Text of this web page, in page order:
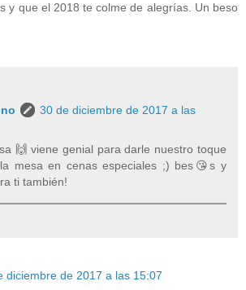
y que el 2018 te colme de alegrías. Un beso
30 de diciembre de 2017 a las
🙌 viene genial para darle nuestro toque
mesa en cenas especiales ;) bes😘s y
ti también!
diciembre de 2017 a las 15:07